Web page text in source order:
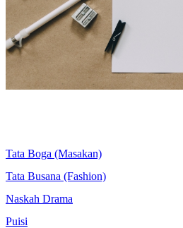
PENGUMUMAN HASIL
GELOMBANG 2 SMK ISLAM
ASSALAM BERSHOLAWAT
UTSMAN AL-JUFRI...
Tata Boga (Masakan)
Tata Busana (Fashion)
Naskah Drama
Puisi